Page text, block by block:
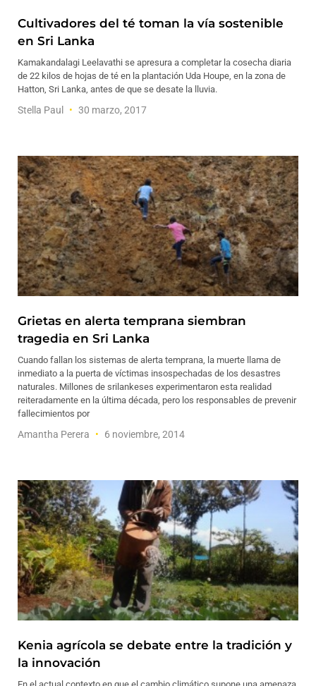
Cultivadores del té toman la vía sostenible
en Sri Lanka
Kamakandalagi Leelavathi se apresura a completar la cosecha diaria
de 22 kilos de hojas de té en la plantación Uda Houpe, en la zona de
Hatton, Sri Lanka, antes de que se desate la lluvia.
Stella Paul 30 marzo, 2017
Grietas en alerta temprana siembran
tragedia en Sri Lanka
Cuando fallan los sistemas de alerta temprana, la muerte llama de
inmediato a la puerta de víctimas insospechadas de los desastres
naturales. Millones de srilankeses experimentaron esta realidad
reiteradamente en la última década, pero los responsables de prevenir
fallecimientos por
Amantha Perera 6 noviembre, 2014
Kenia agrícola se debate entre la tradición y
la innovación